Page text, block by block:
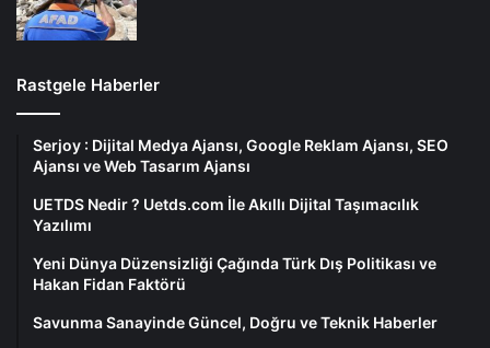
Rastgele Haberler
Serjoy : Dijital Medya Ajansı, Google Reklam Ajansı, SEO
Ajansı ve Web Tasarım Ajansı
UETDS Nedir ? Uetds.com İle Akıllı Dijital Taşımacılık
Yazılımı
Yeni Dünya Düzensizliği Çağında Türk Dış Politikası ve
Hakan Fidan Faktörü
Savunma Sanayinde Güncel, Doğru ve Teknik Haberler